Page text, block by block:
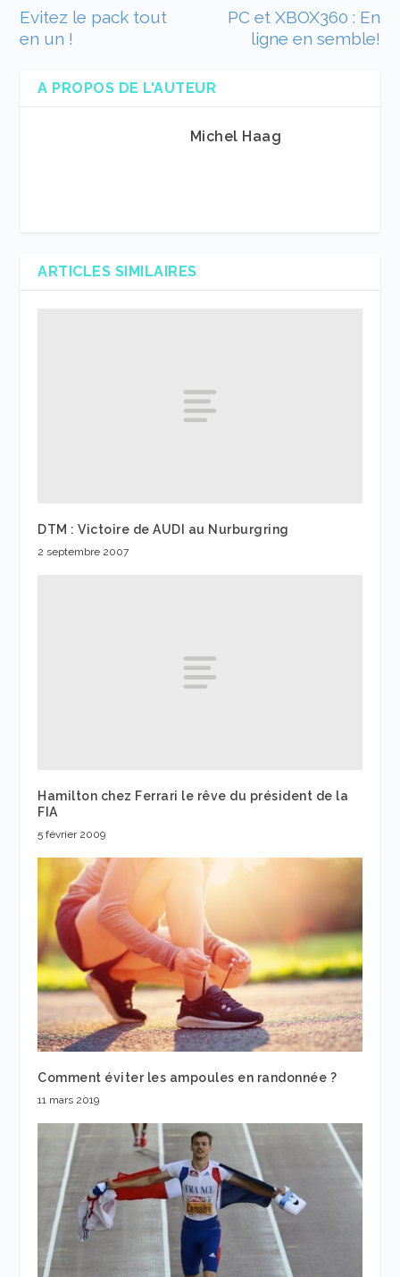
Evitez le pack tout
en un !
PC et XBOX360 : En
ligne en semble!
A PROPOS DE L'AUTEUR
Michel Haag
ARTICLES SIMILAIRES
DTM : Victoire de AUDI au Nurburgring
2 septembre 2007
Hamilton chez Ferrari le rêve du président de la
FIA
5 février 2009
Comment éviter les ampoules en randonnée ?
11 mars 2019